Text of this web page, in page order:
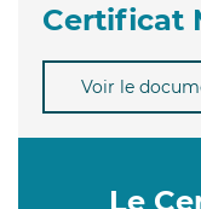
Certificat
Voir le
Le